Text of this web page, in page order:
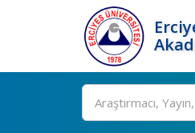
Ara